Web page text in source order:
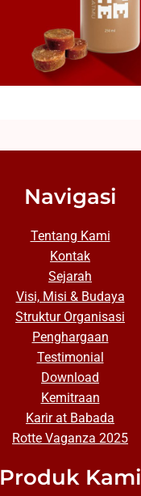
Navigasi
Tentang Kami
Kontak
Sejarah
Visi, Misi & Budaya
Struktur Organisasi
Penghargaan
Testimonial
Download
Kemitraan
Karir at Babada
Rotte Vaganza 2025
Produk Kami